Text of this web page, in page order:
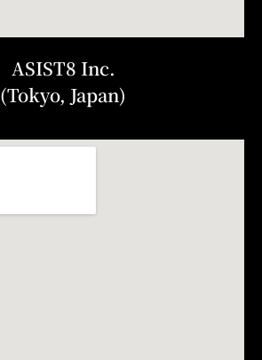
ASIST8 Inc.
(Tokyo, Japan)